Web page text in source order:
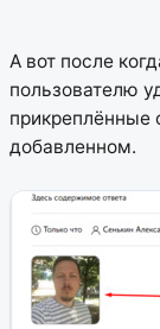
А вот после
пользователю
прикреплённые
добавленном.